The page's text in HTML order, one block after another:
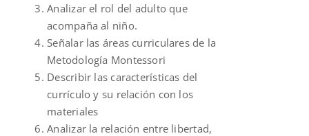
Analizar el rol del adulto que
acompaña al niño.
Señalar las áreas curriculares de la
Metodología Montessori
Describir las características del
currículo y su relación con los
materiales
Analizar la relación entre libertad,